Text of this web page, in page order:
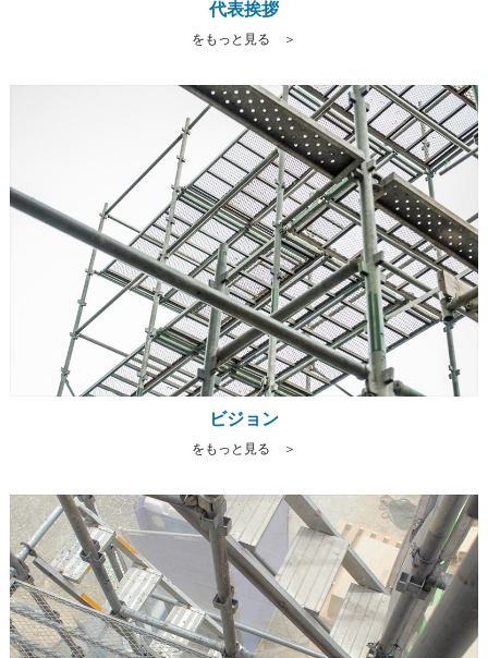
代表挨拶
をもっと見る ＞
ビジョン
をもっと見る ＞